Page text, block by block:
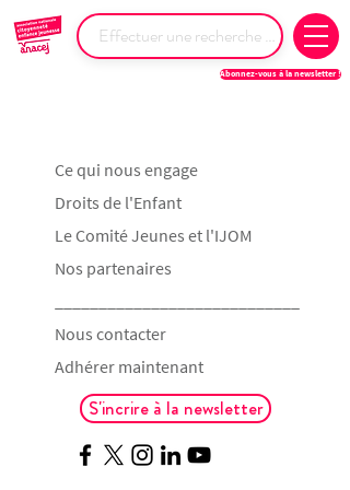
Abonnez-vous à la newsletter !
Ce qui nous engage
Droits de l'Enfant
Le Comité Jeunes et l'IJOM
Nos partenaires
Nous contacter
Adhérer maintenant
S'incrire à la newsletter